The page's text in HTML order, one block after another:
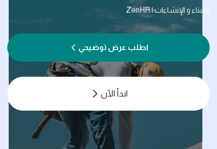
والبناء و الإنشاءات | ZenHR
اطلب عرض توضيحي
ابدأ الآن